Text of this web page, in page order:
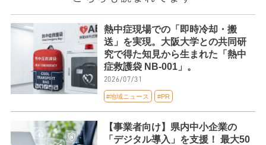
熱中症現場での「即時冷却・搬
送」を実現。大阪大学との共同研
究で得た知見から生まれた「熱中
症救護袋 NB-001」。
2026/07/31
#地域ニュース #PR
【事業者向け】県内中小企業の
「デジタル導入」を支援！ 最大50